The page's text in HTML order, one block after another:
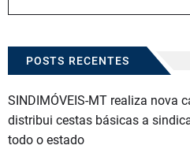
POSTS RECENTES
SINDIMÓVEIS-MT realiza nova
distribui cestas básicas a
todo o estado